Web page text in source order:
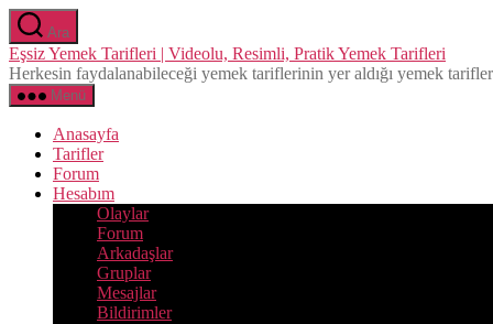
İçeriğe
atla
Ara
Eşsiz Yemek Tarifleri | Videolu, Resimli, Pratik Yemek Tarifleri
Herkesin faydalanabileceği yemek tariflerinin yer aldığı yemek
Menü
Anasayfa
Tarifler
Forum
Hesabım
Olaylar
Forum
Arkadaşlar
Gruplar
Mesajlar
Bildirimler